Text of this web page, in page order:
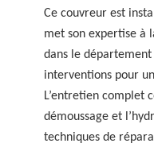
Ce couvreur est
met son expertise à
dans le
interventions pour
L’entretien complet
démoussage et
techniques de